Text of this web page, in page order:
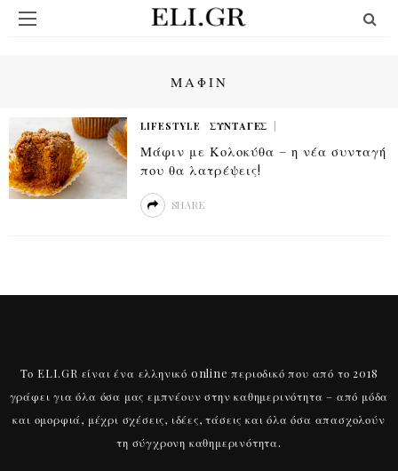
ΜΆΦΙΝ
LIFESTYLE ΣΥΝΤΑΓΈΣ
Μάφιν με Κολοκύθα – η νέα συνταγή
που θα λατρέψεις!
SHARE
Το ELI.GR είναι ένα ελληνικό online περιοδικό που από το 2018
γράφει για όλα όσα μας εμπνέουν στην καθημερινότητα – από μόδα
και ομορφιά, μέχρι σχέσεις, ιδέες, τάσεις και όλα όσα απασχολούν
τη σύγχρονη καθημερινότητα.